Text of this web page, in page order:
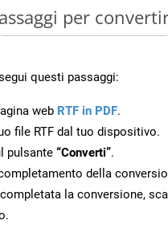
per
questi passaggi:
web RTF in PDF.
file RTF dal tuo dispositivo.
pulsante “Converti”.
della
la conversione,